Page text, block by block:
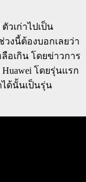
วเก่าไปเป็น
วงนี้ต้องบอกเลยว่า
อเกิน โดยข่าวการ
โดยรุ่นแรก
ได้นั้นเป็นรุ่น